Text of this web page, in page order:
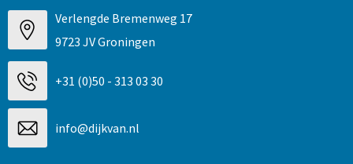
Verlengde Bremenweg 17
9723 JV Groningen
+31 (0)50 - 313 03 30
info@dijkvan.nl